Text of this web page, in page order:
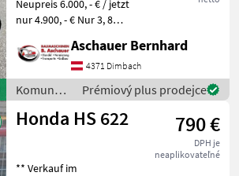
Neupreis 6.000, - € / jetzt
nur 4.900, - € Nur 3, 8
Automatische
Schneewurfeinstellung
mittels Joystick Mehr Infos
gerne auf Anfrage. Die in die
Aschauer Bernhard
4371 Dimbach
Komunálne
stroje /
Honda
Prémiový plus prodejce
Honda HS 622 790 €
DPH je
neaplikovateľné
** Verkauf im